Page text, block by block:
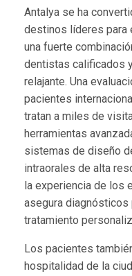
Antalya se ha
destinos líderes para
una fuerte
dentistas calificados
relajante. Una
pacientes
tratan a miles de
herramientas
sistemas de diseño
intraorales de alta
la experiencia de los
asegura diagnósticos
tratamiento
Los pacientes
hospitalidad de la